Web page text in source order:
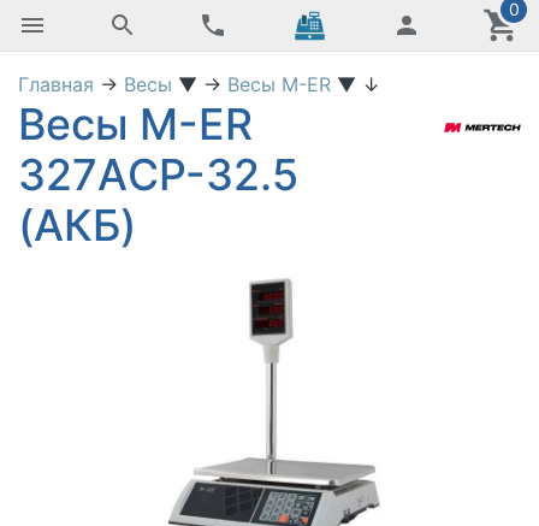
0
Главная → Весы ▼ → Весы M-ER ▼ ↓
Весы M-ER
327АCP-32.5
(АКБ)